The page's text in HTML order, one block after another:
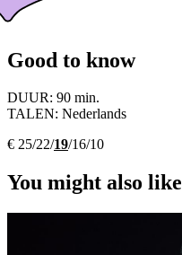
Good to know
DUUR: 90 min.
TALEN: Nederlands
€ 25/22/19/16/10
You might also like